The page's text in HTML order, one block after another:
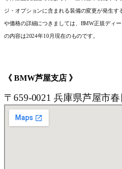
ジ・オプションに含まれる装備の変更が発生す
や価格の詳細につきましては、BMW正規ディ
の内容は2024年10月現在のものです。
《 BMW芦屋支店 》
〒659-0021 兵庫県芦屋市